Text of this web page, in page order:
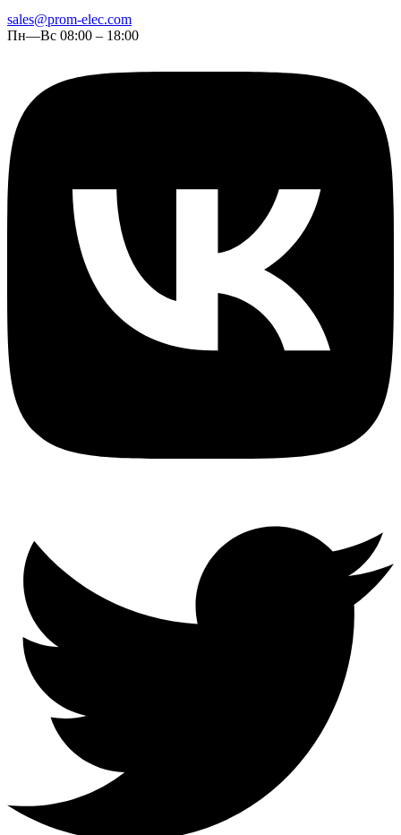
sales@prom-elec.com
Пн—Вс 08:00 – 18:00